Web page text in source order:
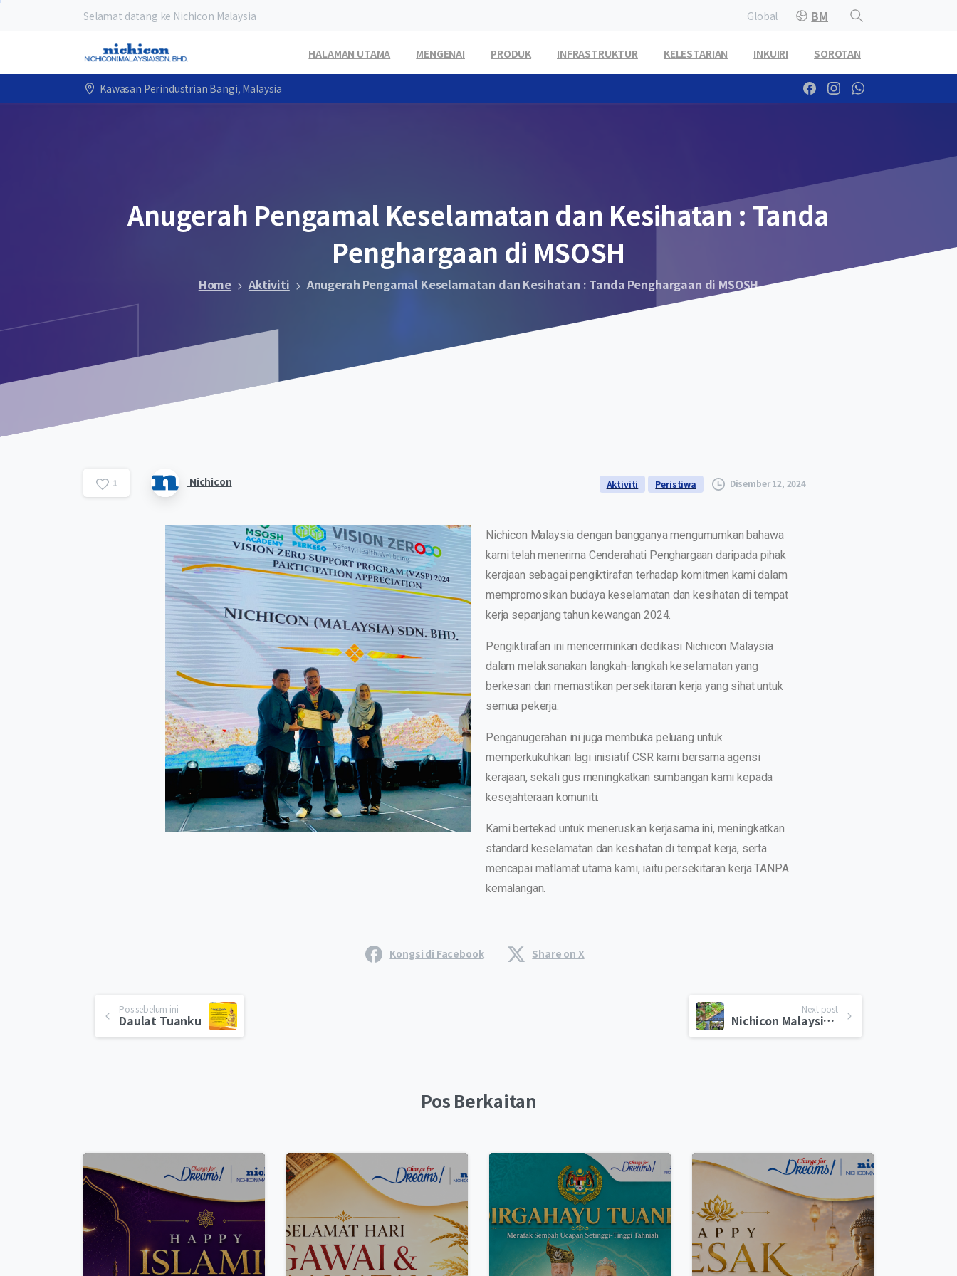
Selamat datang ke Nichicon Malaysia Global BM
HALAMAN UTAMA MENGENAI PRODUK INFRASTRUKTUR KELESTARIAN INKUIRI SOROTAN
Kawasan Perindustrian Bangi, Malaysia
Anugerah Pengamal Keselamatan dan Kesihatan : Tanda
Penghargaan di MSOSH
Home Aktiviti Anugerah Pengamal Keselamatan dan Kesihatan : Tanda Penghargaan di MSOSH
1 Nichicon Aktiviti Peristiwa Disember 12, 2024
Nichicon Malaysia dengan bangganya mengumumkan bahawa
kami telah menerima Cenderahati Penghargaan daripada pihak
kerajaan sebagai pengiktirafan terhadap komitmen kami dalam
mempromosikan budaya keselamatan dan kesihatan di tempat
kerja sepanjang tahun kewangan 2024.
Pengiktirafan ini mencerminkan dedikasi Nichicon Malaysia
dalam melaksanakan langkah-langkah keselamatan yang
berkesan dan memastikan persekitaran kerja yang sihat untuk
semua pekerja.
Penganugerahan ini juga membuka peluang untuk
memperkukuhkan lagi inisiatif CSR kami bersama agensi
kerajaan, sekali gus meningkatkan sumbangan kami kepada
kesejahteraan komuniti.
Kami bertekad untuk meneruskan kerjasama ini, meningkatkan
standard keselamatan dan kesihatan di tempat kerja, serta
mencapai matlamat utama kami, iaitu persekitaran kerja TANPA
kemalangan.
Kongsi di Facebook Share on X
Pos sebelum ini
Daulat Tuanku
Next post
Nichicon Malaysia Menyokong Projek Penanaman UPM
Pos Berkaitan
0 0